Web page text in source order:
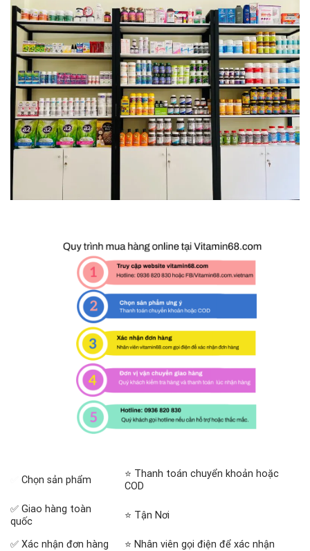
Chọn sản phẩm
⭐ Thanh toán chuyển khoản hoặc
COD
✅ Giao hàng toàn
quốc
⭐ Tận Nơi
✅ Xác nhận đơn hàng
⭐ Nhân viên gọi điện để xác nhận